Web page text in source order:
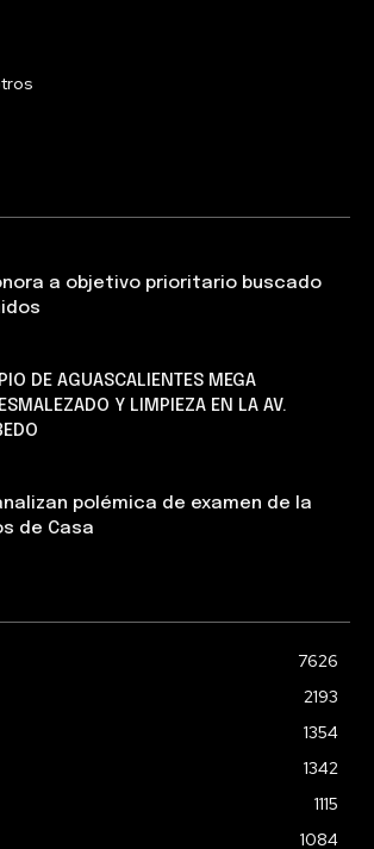
a objetivo prioritario buscado
DE AGUASCALIENTES MEGA
Y LIMPIEZA EN LA AV.
polémica de examen de la
de Casa
7626
2193
1354
1342
1115
1084